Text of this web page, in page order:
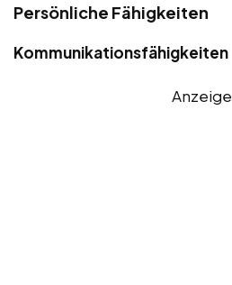
Persönliche Fähigkeiten
Kommunikationsfähigkeiten
Anzeige